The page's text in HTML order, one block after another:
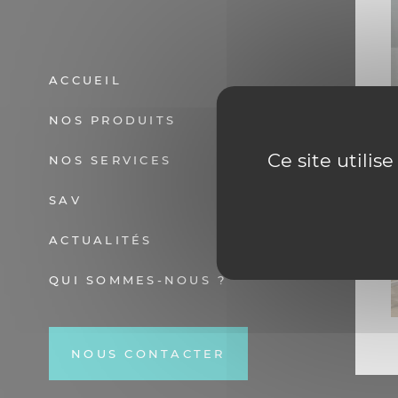
ACCUEIL
NOS PRODUITS
NOS SERVICES
SAV
ACTUALITÉS
QUI SOMMES-NOUS ?
NOUS CONTACTER
Ce site